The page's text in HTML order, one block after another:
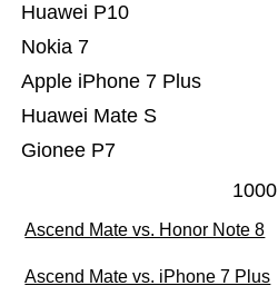
Gionee P7
Huawei Mate S
Apple iPhone 7 Plus
Nokia 7
Huawei P10
1000
Ascend Mate vs. Honor Note 8
Ascend Mate vs. iPhone 7 Plus